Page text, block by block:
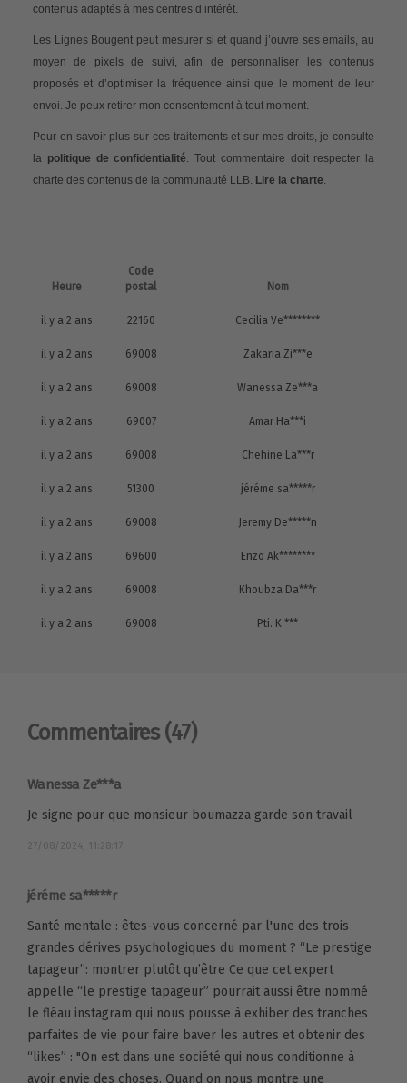
contenus adaptés à mes centres d’intérêt.
Les Lignes Bougent peut mesurer si et quand j’ouvre ses emails, au
moyen de pixels de suivi, afin de personnaliser les contenus
proposés et d’optimiser la fréquence ainsi que le moment de leur
envoi. Je peux retirer mon consentement à tout moment.
Pour en savoir plus sur ces traitements et sur mes droits, je consulte
la politique de confidentialité. Tout commentaire doit respecter la
charte des contenus de la communauté LLB. Lire la charte.
Heure
Code
postal
Nom
il y a 2 ans 22160 Cecilia Ve********
il y a 2 ans 69008 Zakaria Zi***e
il y a 2 ans 69008 Wanessa Ze***a
il y a 2 ans 69007 Amar Ha***i
il y a 2 ans 69008 Chehine La***r
il y a 2 ans 51300 jéréme sa*****r
il y a 2 ans 69008 Jeremy De*****n
il y a 2 ans 69600 Enzo Ak********
il y a 2 ans 69008 Khoubza Da***r
il y a 2 ans 69008 Pti. K ***
Commentaires (47)
Wanessa Ze***a
Je signe pour que monsieur boumazza garde son travail
27/08/2024, 11:28:17
jéréme sa*****r
Santé mentale : êtes-vous concerné par l'une des trois
grandes dérives psychologiques du moment ? “Le prestige
tapageur”: montrer plutôt qu’être Ce que cet expert
appelle “le prestige tapageur” pourrait aussi être nommé
le fléau instagram qui nous pousse à exhiber des tranches
parfaites de vie pour faire baver les autres et obtenir des
“likes” : "On est dans une société qui nous conditionne à
avoir envie des choses. Quand on nous montre une